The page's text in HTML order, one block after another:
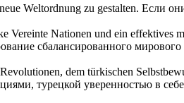
Weltordnung zu gestalten. Если
Vereinte Nationen und ein effektives
сбалансированного
dem türkischen
турецкой уверенностью в